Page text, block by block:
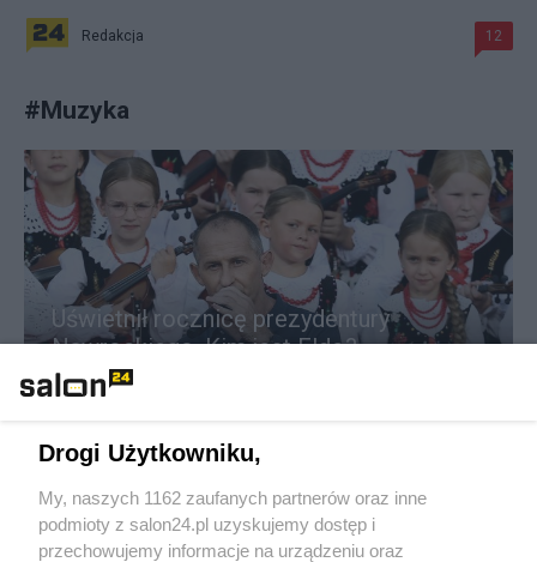
Redakcja 12
#Muzyka
Uświetnił rocznicę prezydentury
Nawrockiego. Kim jest Eldo?
Nie żyje Bonnie Tyler. Legendarna gwiazda rocka miała 75
lat
Drogi Użytkowniku,
My, naszych 1162 zaufanych partnerów oraz inne
podmioty z salon24.pl uzyskujemy dostęp i
przechowujemy informacje na urządzeniu oraz